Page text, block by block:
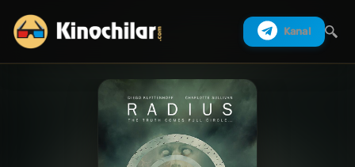
Kanal